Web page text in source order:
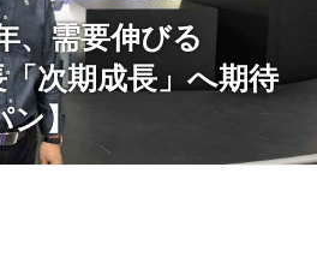
、需要伸びる
次期成長」へ期待
ン】